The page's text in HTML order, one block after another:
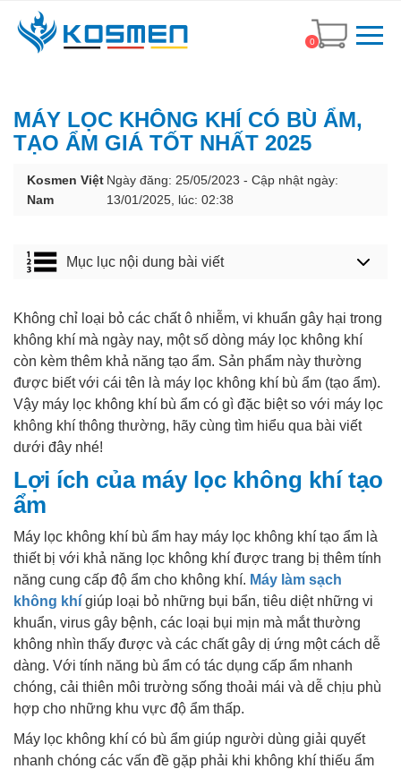
0
MÁY LỌC KHÔNG KHÍ CÓ BÙ ẨM,
TẠO ẨM GIÁ TỐT NHẤT 2025
Kosmen Việt
Nam
Ngày đăng: 25/05/2023 - Cập nhật ngày:
13/01/2025, lúc: 02:38
Mục lục nội dung bài viết
Không chỉ loại bỏ các chất ô nhiễm, vi khuẩn gây hại trong
không khí mà ngày nay, một số dòng máy lọc không khí
còn kèm thêm khả năng tạo ẩm. Sản phẩm này thường
được biết với cái tên là máy lọc không khí bù ẩm (tạo ẩm).
Vậy máy lọc không khí bù ẩm có gì đặc biệt so với máy lọc
không khí thông thường, hãy cùng tìm hiểu qua bài viết
dưới đây nhé!
Lợi ích của máy lọc không khí tạo
ẩm
Máy lọc không khí bù ẩm hay máy lọc không khí tạo ẩm là
thiết bị với khả năng lọc không khí được trang bị thêm tính
năng cung cấp độ ẩm cho không khí. Máy làm sạch
không khí giúp loại bỏ những bụi bẩn, tiêu diệt những vi
khuẩn, virus gây bệnh, các loại bụi mịn mà mắt thường
không nhìn thấy được và các chất gây dị ứng một cách dễ
dàng. Với tính năng bù ẩm có tác dụng cấp ẩm nhanh
chóng, cải thiên môi trường sống thoải mái và dễ chịu phù
hợp cho những khu vực độ ẩm thấp.
Máy lọc không khí có bù ẩm giúp người dùng giải quyết
nhanh chóng các vấn đề gặp phải khi không khí thiếu ẩm